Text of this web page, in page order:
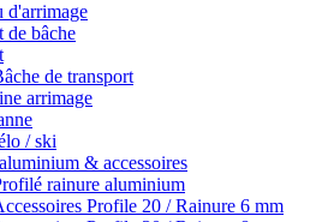
d'arrimage
de bâche
de transport
arrimage
/ ski
& accessoires
rainure aluminium
Profile 20 / Rainure 6 mm